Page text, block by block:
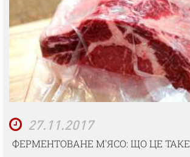
27.11.2017
ФЕРМЕНТОВАНЕ М'ЯСО: ЩО ЦЕ ТАКЕ